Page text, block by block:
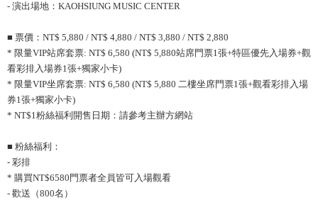
- 演出場地：KAOHSIUNG MUSIC CENTER
■ 票價：NT$ 5,880 / NT$ 4,880 / NT$ 3,880 / NT$ 2,880
* 限量VIP站席套票: NT$ 6,580 (NT$ 5,880站席門票1張+特區優先入場券+觀
看彩排入場券1張+獨家小卡)
* 限量VIP坐席套票: NT$ 6,580 (NT$ 5,880 二樓坐席門票1張+觀看彩排入場
券1張+獨家小卡)
* NT$1粉絲福利開售日期：請參考主辦方網站
■ 粉絲福利：
- 彩排
* 購買NT$6580門票者全員皆可入場觀看
- 歡送（800名）